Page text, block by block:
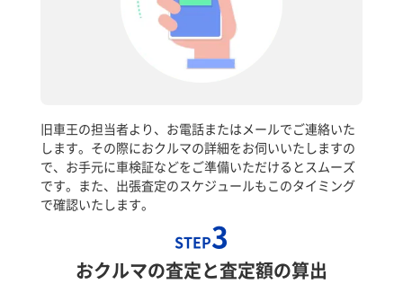
旧車王の担当者より、お電話またはメールでご連絡いた
します。その際におクルマの詳細をお伺いいたしますの
で、お手元に車検証などをご準備いただけるとスムーズ
です。また、出張査定のスケジュールもこのタイミング
で確認いたします。
STEP3
おクルマの査定と査定額の算出